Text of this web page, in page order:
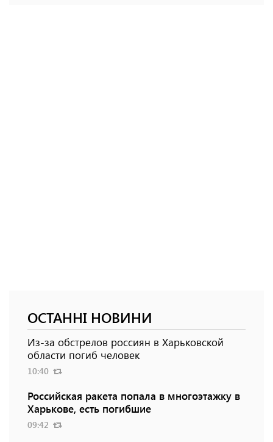
ОСТАННІ НОВИНИ
Из-за обстрелов россиян в Харьковской
области погиб человек
10:40
Российская ракета попала в многоэтажку в
Харькове, есть погибшие
09:42